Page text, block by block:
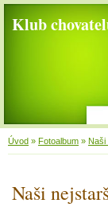
Klub
Úvod » Fotoalbum » Naši
Naši